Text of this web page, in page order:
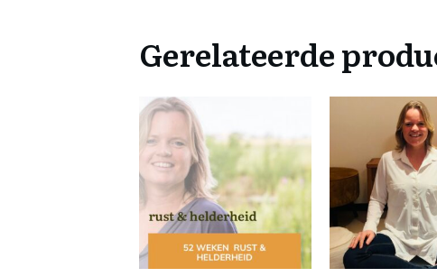
Gerelateerde